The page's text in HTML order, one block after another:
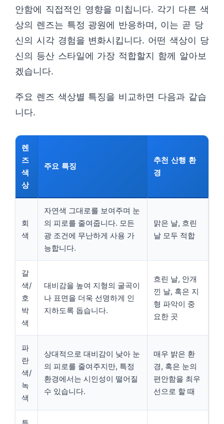
안함에 직접적인 영향을 미칩니다. 각기 다른 색
상의 렌즈는 특정 광원에 반응하며, 이는 곧 당
신의 시각 경험을 변화시킵니다. 어떤 색상이 당
신의 등산 스타일에 가장 적합할지 함께 알아보
겠습니다.
주요 렌즈 색상별 특징을 비교하면 다음과 같습
니다.
렌
즈
색
상
주요 특징
추천 산행 환
경
회
색
자연색 그대로를 보여주며 눈
의 피로를 줄여줍니다. 모든
광 조건에 무난하게 사용 가
능합니다.
맑은 날, 흐린
날 모두 적합
갈
색/
호
박
색
대비감을 높여 지형의 굴곡이
나 표면을 더욱 선명하게 인
지하도록 돕습니다.
흐린 날, 안개
낀 날, 혹은 지
형 파악이 중
요한 곳
파
란
색/
녹
색
상대적으로 대비감이 낮아 눈
의 피로를 줄여주지만, 특정
환경에서는 시인성이 떨어질
수 있습니다.
매우 밝은 환
경, 혹은 눈의
편안함을 최우
선으로 할 때